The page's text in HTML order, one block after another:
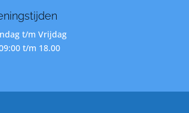
t/m Vrijdag
t/m 18.00